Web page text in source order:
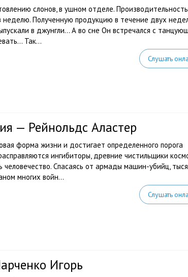
слонов, в ушном отделе. Производительность
неделю. Полученную продукцию в течение двух
в джунгли… А во сне Он встречался с
Так...
Слушать
— Рейнольдс Аластер
форма жизни и достигает определенного порога
ингибиторы, древние чистильщики
человечество. Спасаясь от армады машин-убийц,
многих войн...
Слушать
Игорь